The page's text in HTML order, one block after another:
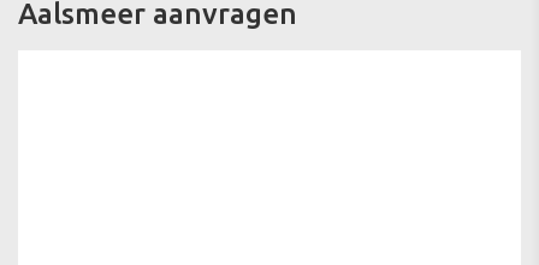
Aalsmeer aanvragen